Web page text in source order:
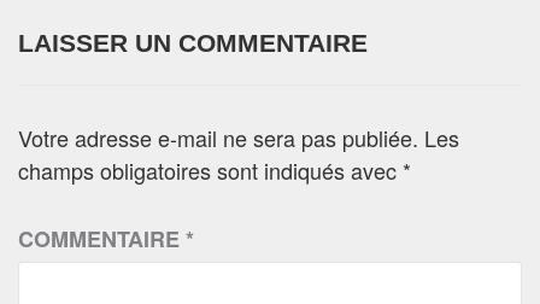
LAISSER UN COMMENTAIRE
Votre adresse e-mail ne sera pas publiée. Les
champs obligatoires sont indiqués avec *
COMMENTAIRE*